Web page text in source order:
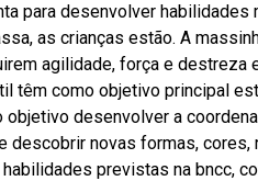
para desenvolver habilidades
as crianças estão. A
agilidade, força e destreza
têm como objetivo principal
desenvolver a
descobrir novas formas, cores,
previstas na bncc,